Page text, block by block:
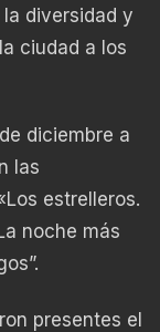
diversidad y
ciudad a los
diciembre a
las
estrelleros.
noche más
presentes el